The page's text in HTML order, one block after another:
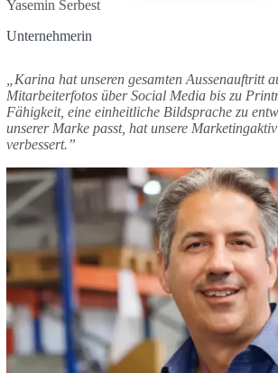
Yasemin Serbest
Unternehmerin
„Karina hat unseren gesamten Aussenauftritt
Mitarbeiterfotos über Social Media bis zu
Fähigkeit, eine einheitliche Bildsprache zu
unserer Marke passt, hat unsere
verbessert.”